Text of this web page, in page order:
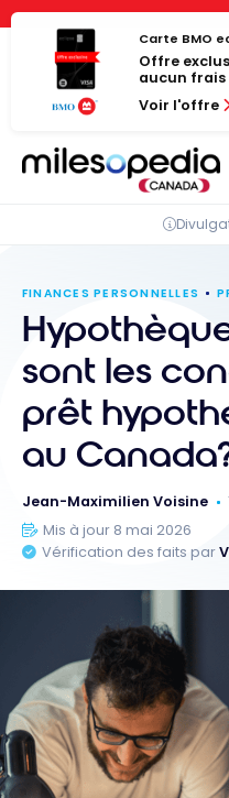
Panneau de gestion des
Passer
contenu
Carte BMO
Offre
aucun frais
Voir l'offre
FINANCES PERSONNELLES
sont les
prêt
au
Jean-Maximilien Voisine
Mis à jour 8 mai 2026
Vérification des faits par